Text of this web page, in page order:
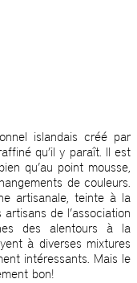
islandais créé par
qu’il y paraît. Il est
qu’au point mousse,
de couleurs.
artisanale, teinte à la
de l’association
des alentours à la
à diverses mixtures
intéressants. Mais le
bon!